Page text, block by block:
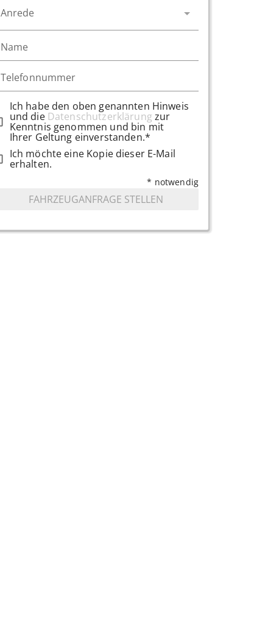
Anrede
Name
Telefonnummer
Ich habe den oben genannten Hinweis
und die Datenschutzerklärung zur
Kenntnis genommen und bin mit
Ihrer Geltung einverstanden.*
Ich möchte eine Kopie dieser E-Mail
erhalten.
* notwendig
FAHRZEUGANFRAGE STELLEN